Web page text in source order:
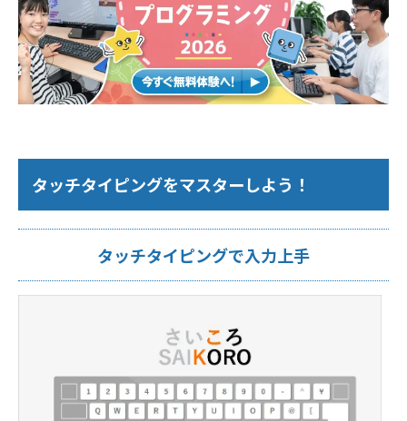
タッチタイピングをマスターしよう！
タッチタイピングで入力上手